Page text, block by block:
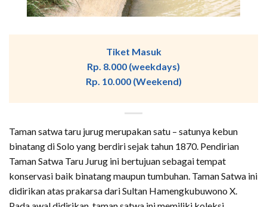
Tiket Masuk
Rp. 8.000 (weekdays)
Taman satwa taru jurug merupakan satu – satunya kebun
binatang di Solo yang berdiri sejak tahun 1870. Pendirian
Taman Satwa Taru Jurug ini bertujuan sebagai tempat
konservasi baik binatang maupun tumbuhan. Taman Satwa ini
didirikan atas prakarsa dari Sultan Hamengkubuwono X.